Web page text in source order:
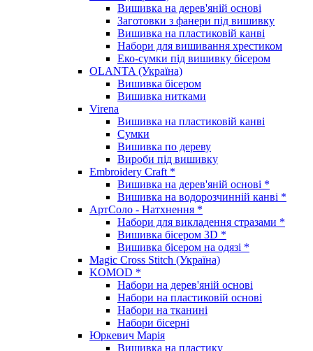
Вишивка на дерев'яній основі
Заготовки з фанери під вишивку
Вишивка на пластиковій канві
Набори для вишивання хрестиком
Еко-сумки під вишивку бісером
OLANTA (Україна)
Вишивка бісером
Вишивка нитками
Virena
Вишивка на пластиковій канві
Сумки
Вишивка по дереву
Вироби під вишивку
Embroidery Craft *
Вишивка на дерев'яній основі *
Вишивка на водорозчинній канві *
АртСоло - Натхнення *
Набори для викладення стразами *
Вишивка бісером 3D *
Вишивка бісером на одязі *
Magic Cross Stitch (Україна)
KOMOD *
Набори на дерев'яній основі
Набори на пластиковій основі
Набори на тканині
Набори бісерні
Юркевич Марія
Вишивка на пластику